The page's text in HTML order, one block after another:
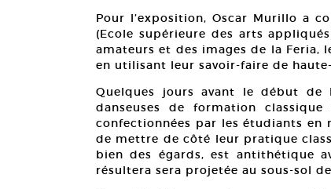
Pour l’exposition, Oscar Murillo a
(Ecole supérieure des arts
amateurs et des images de la Feria,
en utilisant leur savoir-faire de
Quelques jours avant le début de
danseuses de formation
confectionnées par les étudiants
de mettre de côté leur pratique
bien des égards, est antithétique
résultera sera projetée au sous-sol